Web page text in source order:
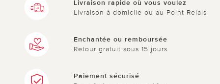
Livraison rapide où vous voulez
Livraison à domicile ou au Point Relais
Enchantée ou remboursée
Retour gratuit sous 15 jours
Paiement sécurisé